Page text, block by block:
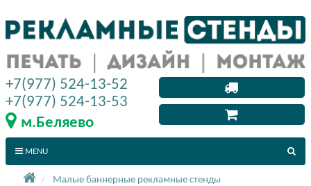
Малые баннерные рекламные стенды
+7(977) 524-13-52
+7(977) 524-13-53
м.Беляево
MENU